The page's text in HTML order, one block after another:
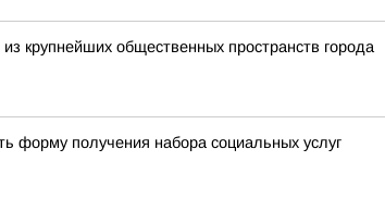
крупнейших общественных пространств города
форму получения набора социальных услуг